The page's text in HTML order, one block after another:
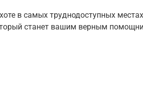
в самых труднодоступных
станет вашим верным